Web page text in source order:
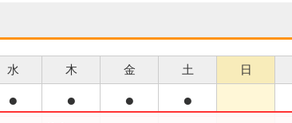
水 木 金 土 日
● ● ● ●